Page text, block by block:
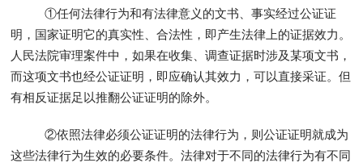
①任何法律行为和有法律意义的文书、事实经过公证证
明，国家证明它的真实性、合法性，即产生法律上的证据效力。
人民法院审理案件中，如果在收集、调查证据时涉及某项文书，
而这项文书也经公证证明，即应确认其效力，可以直接采证。但
有相反证据足以推翻公证证明的除外。
②依照法律必须公证证明的法律行为，则公证证明就成为
这些法律行为生效的必要条件。法律对于不同的法律行为有不同